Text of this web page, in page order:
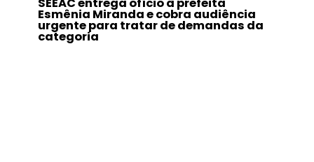
Esmênia Miranda e cobra audiência
urgente para tratar de demandas da
categoria